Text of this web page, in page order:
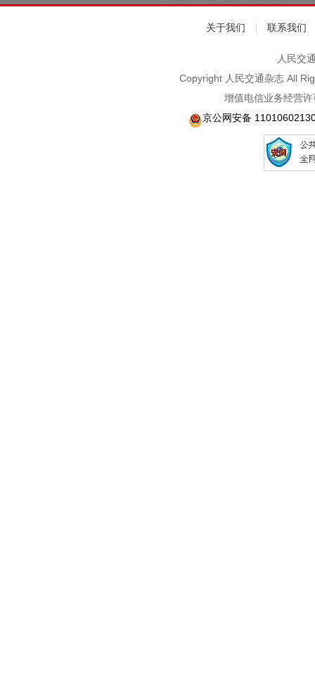
关于我们 联系我们
人民交
Copyright 人民交通杂志 All
增值电信业务经营
京公网安备